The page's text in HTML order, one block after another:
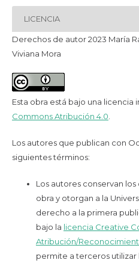
LICENCIA
Derechos de autor 2023 María
Viviana Mora
Esta obra está bajo una licencia
Commons Atribución 4.0
Los autores que publican con
siguientes términos:
Los autores conservan
obra y otorgan a la
derecho a la primera
bajo la licencia Creative
Atribución/
permite a terceros